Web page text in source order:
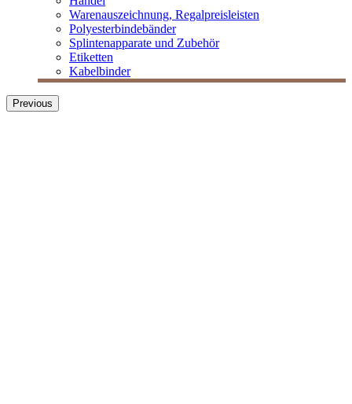
Warenauszeichnung, Regalpreisleisten
Polyesterbindebänder
Splintenapparate und Zubehör
Etiketten
Kabelbinder
Previous